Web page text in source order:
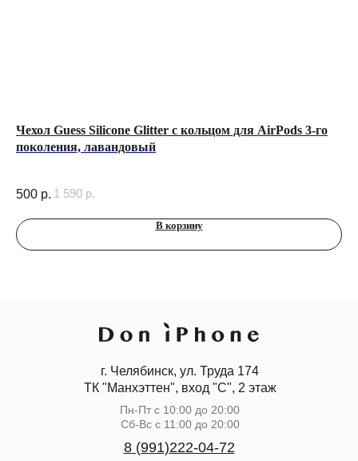
Чехол Guess Silicone Glitter с кольцом для AirPods 3-го
поколения, лавандовый
500 р. 1 590 р.
В корзину
г. Челябинск, ул. Труда 174
ТК "Манхэттен", вход "С", 2 этаж
Пн-Пт с 10:00 до 20:00
Сб-Вс с 11:00 до 20:00
8 (991)222-04-72